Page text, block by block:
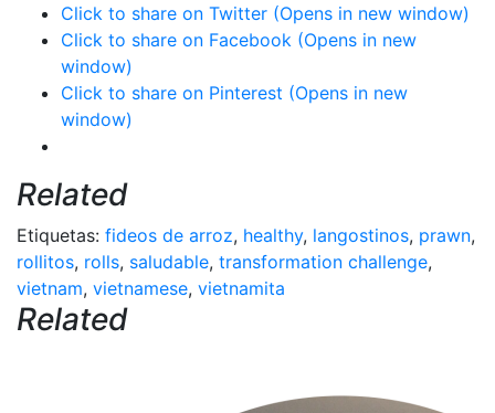
Click to share on Twitter (Opens in new window)
Click to share on Facebook (Opens in new
window)
Click to share on Pinterest (Opens in new
window)
Related
Etiquetas: fideos de arroz, healthy, langostinos, prawn,
rollitos, rolls, saludable, transformation challenge,
vietnam, vietnamese, vietnamita
Related